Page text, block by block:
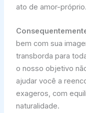
ato de amor-próprio.
bem com sua
transborda para
o nosso objetivo
ajudar você a
exageros, com
naturalidade.